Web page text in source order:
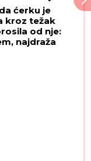
za nju, u
ćerku je
kroz težak
od nje:
najdraža